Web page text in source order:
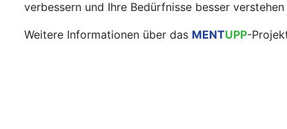
verbessern und Ihre Bedürfnisse besser verstehen
Weitere Informationen über das MENTUPP-